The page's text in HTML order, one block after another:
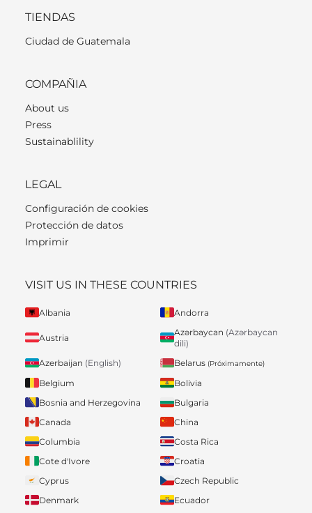
TIENDAS
Ciudad de Guatemala
COMPAÑIA
About us
Press
Sustainablility
LEGAL
Configuración de cookies
Protección de datos
Imprimir
VISIT US IN THESE COUNTRIES
Albania Andorra
Austria
Azərbaycan (Azərbaycan
dili)
Azerbaijan (English) Belarus (Próximamente)
Belgium
Bolivia
Bosnia and Herzegovina
Bulgaria
Canada
China
Columbia
Costa Rica
Cote d'Ivore
Croatia
Cyprus
Czech Republic
Denmark
Ecuador